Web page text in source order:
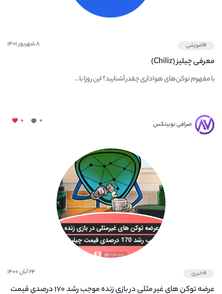
#آموزشی ۸ شهریور ۱۴۰۱
معرفی چیلیز (Chiliz)
با مفهوم توکن‌های هواداری چقدر آشنایید؟ این روزا با...
صرافی نوبیتکس ۰ ۰
#خبری ۲۴ آبان ۱۴۰۰
عرضه توکن های غیر مثلی در بازی زنده موجب رشد ۱۷۰ درصدی قیمت